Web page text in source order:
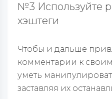
№3 Используйте
хэштеги
Чтобы и дальше
комментарии к
уметь
заставляя их